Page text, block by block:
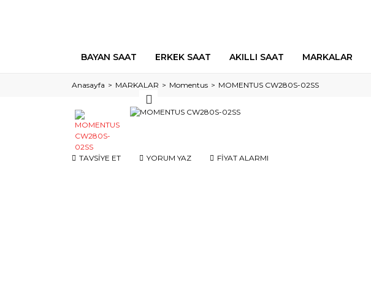
BAYAN SAAT ERKEK SAAT AKILLI SAAT MARKALAR
Anasayfa MARKALAR Momentus MOMENTUS CW280S-02SS
TAVSİYE ET YORUM YAZ FİYAT ALARMI